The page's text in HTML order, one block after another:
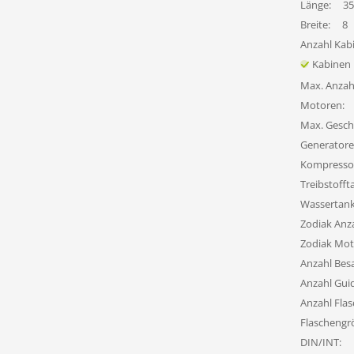
Länge:
35
Breite:
8
Anzahl
Kabinen
Max.
Motoren:
Max.
Zodiak
Zodiak
Anzahl
Anzahl
Anzahl
DIN/INT: